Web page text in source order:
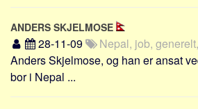
Virksomhed
Investering
Pension og opsparing
Forbrug
ANDERS SKJELMOSE
28-11-09
Nepal, job,
Anders Skjelmose, og han er ansat
bor i Nepal ...